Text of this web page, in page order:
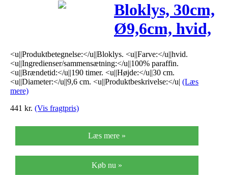
Bloklys, 30cm,
Ø9,6cm, hvid,
190 timer,
100% paraffin
<u||Produktbetegnelse:</u||Bloklys. <u||Farve:</u||hvid.
<u||Ingredienser/sammensætning:</u||100% paraffin.
<u||Brændetid:</u||190 timer. <u||Højde:</u||30 cm.
<u||Diameter:</u||9,6 cm. <u||Produktbeskrivelse:</u| (Læs
mere)
441 kr. (Vis fragtpris)
Læs mere »
Køb nu »